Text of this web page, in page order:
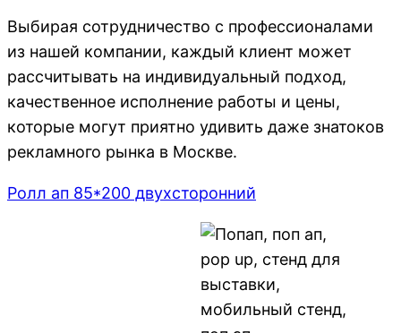
Выбирая сотрудничество с профессионалами
из нашей компании, каждый клиент может
рассчитывать на индивидуальный подход,
качественное исполнение работы и цены,
которые могут приятно удивить даже знатоков
рекламного рынка в Москве.
Ролл ап 85*200 двухсторонний